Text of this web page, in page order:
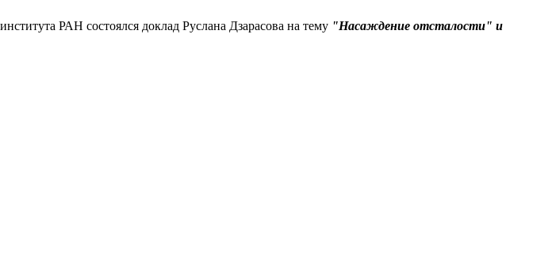
РАН состоялся доклад Руслана Дзарасова на тему "Насаждение отсталости" и